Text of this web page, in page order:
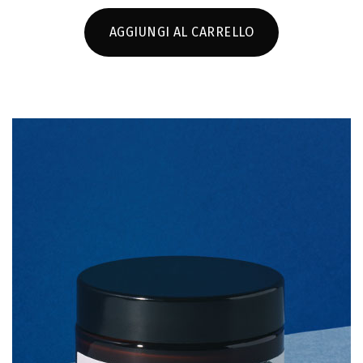
AGGIUNGI AL CARRELLO